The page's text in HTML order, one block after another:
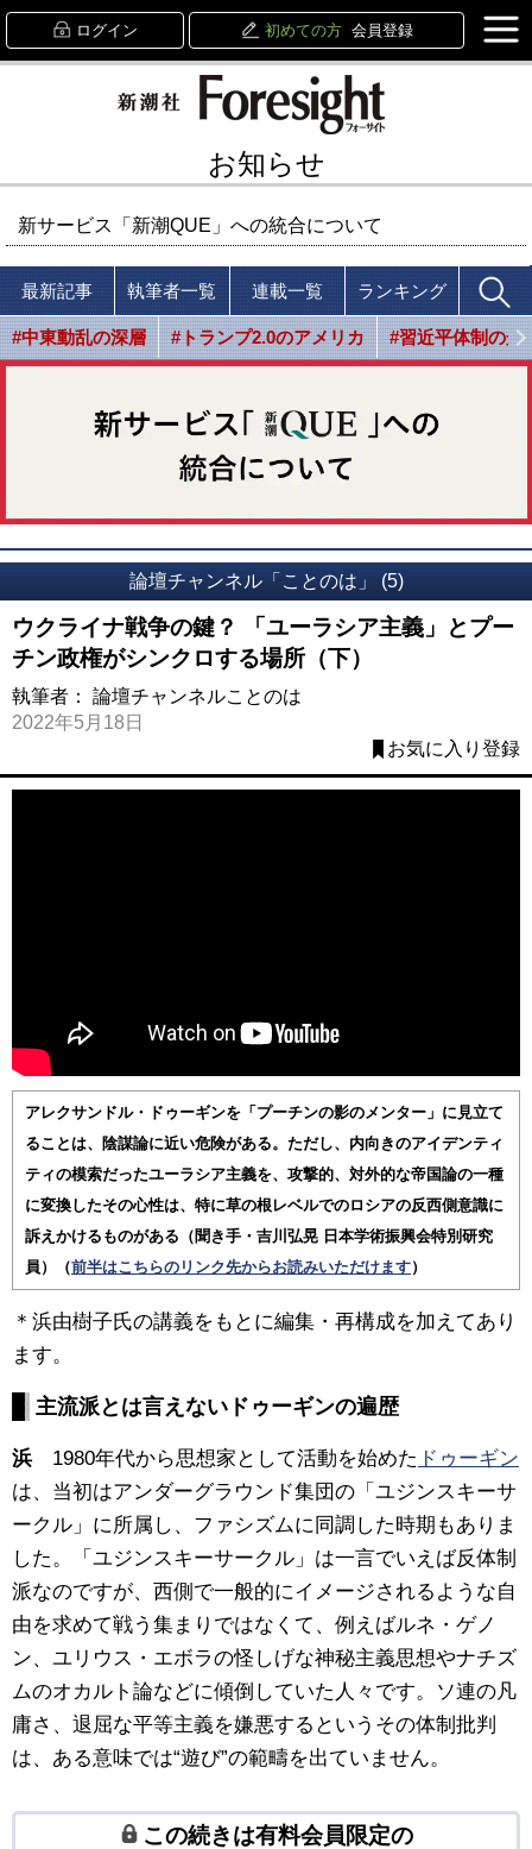
ログイン 初めての方 会員登録
お知らせ
新サービス「新潮QUE」への統合について
最新記事 執筆者一覧 連載一覧 ランキング
#中東動乱の深層 #トランプ2.0のアメリカ #習近平体制の光
論壇チャンネル「ことのは」 (5)
ウクライナ戦争の鍵？ 「ユーラシア主義」とプー
チン政権がシンクロする場所（下）
執筆者： 論壇チャンネルことのは
2022年5月18日
お気に入り登録
アレクサンドル・ドゥーギンを「プーチンの影のメンター」に見立て
ることは、陰謀論に近い危険がある。ただし、内向きのアイデンティ
ティの模索だったユーラシア主義を、攻撃的、対外的な帝国論の一種
に変換したその心性は、特に草の根レベルでのロシアの反西側意識に
訴えかけるものがある（聞き手・吉川弘晃 日本学術振興会特別研究
員）（前半はこちらのリンク先からお読みいただけます）
＊浜由樹子氏の講義をもとに編集・再構成を加えてあり
ます。
主流派とは言えないドゥーギンの遍歴
浜 1980年代から思想家として活動を始めた ドゥーギン
は、当初はアンダーグラウンド集団の「ユジンスキーサ
ークル」に所属し、ファシズムに同調した時期もありま
した。「ユジンスキーサークル」は一言でいえば反体制
派なのですが、西側で一般的にイメージされるような自
由を求めて戦う集まりではなくて、例えばルネ・ゲノ
ン、ユリウス・エボラの怪しげな神秘主義思想やナチズ
ムのオカルト論などに傾倒していた人々です。ソ連の凡
庸さ、退屈な平等主義を嫌悪するというその体制批判
は、ある意味では“遊び”の範疇を出ていません。
この続きは有料会員限定の